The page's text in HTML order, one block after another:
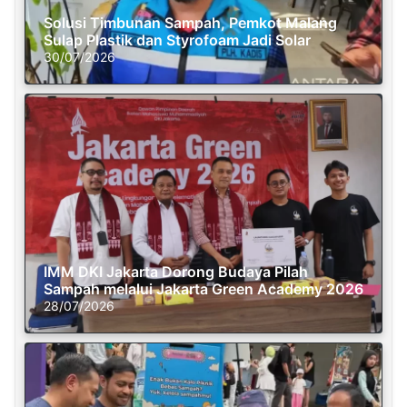
Solusi Timbunan Sampah, Pemkot Malang
Sulap Plastik dan Styrofoam Jadi Solar
30/07/2026
IMM DKI Jakarta Dorong Budaya Pilah
Sampah melalui Jakarta Green Academy 2026
28/07/2026